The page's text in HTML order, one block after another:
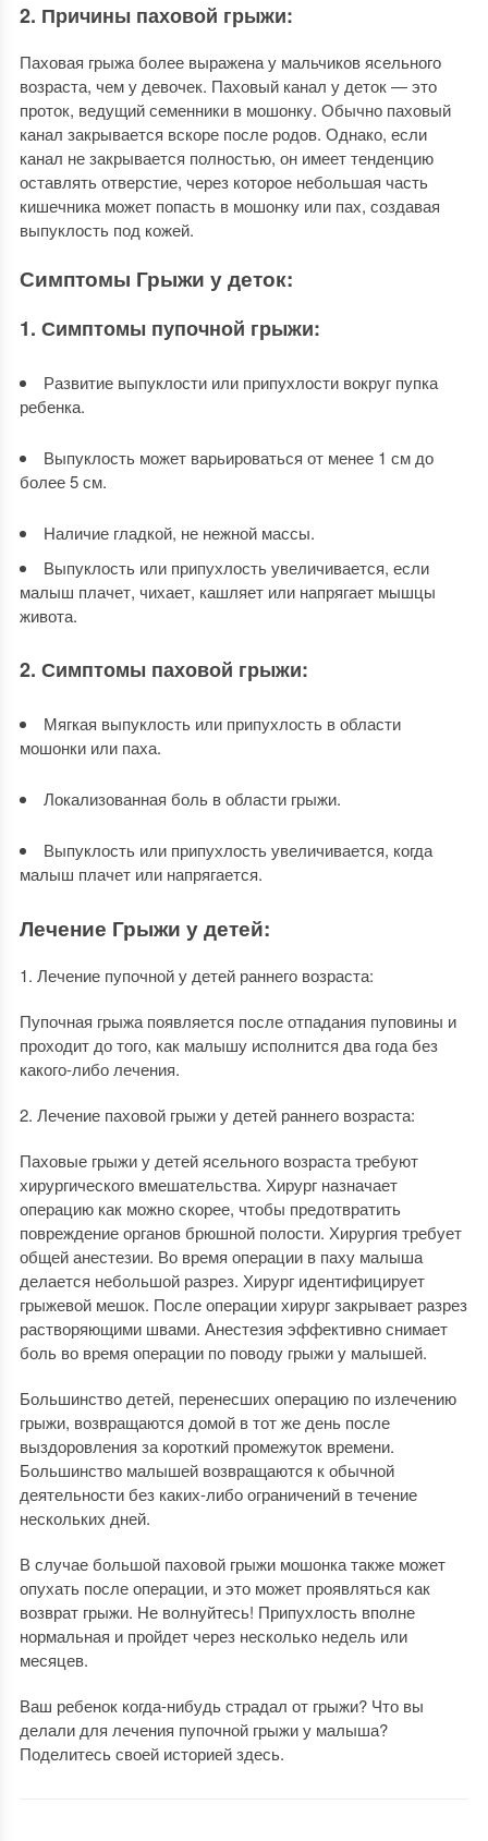
2. Причины паховой грыжи:
Паховая грыжа более выражена у мальчиков ясельного
возраста, чем у девочек. Паховый канал у деток — это
проток, ведущий семенники в мошонку. Обычно паховый
канал закрывается вскоре после родов. Однако, если
канал не закрывается полностью, он имеет тенденцию
оставлять отверстие, через которое небольшая часть
кишечника может попасть в мошонку или пах, создавая
выпуклость под кожей.
Симптомы Грыжи у деток:
1. Симптомы пупочной грыжи:
Развитие выпуклости или припухлости вокруг пупка
ребенка.
Выпуклость может варьироваться от менее 1 см до
более 5 см.
Наличие гладкой, не нежной массы.
Выпуклость или припухлость увеличивается, если
малыш плачет, чихает, кашляет или напрягает мышцы
живота.
2. Симптомы паховой грыжи:
Мягкая выпуклость или припухлость в области
мошонки или паха.
Локализованная боль в области грыжи.
Выпуклость или припухлость увеличивается, когда
малыш плачет или напрягается.
Лечение Грыжи у детей:
1. Лечение пупочной у детей раннего возраста:
Пупочная грыжа появляется после отпадания пуповины и
проходит до того, как малышу исполнится два года без
какого-либо лечения.
2. Лечение паховой грыжи у детей раннего возраста:
Паховые грыжи у детей ясельного возраста требуют
хирургического вмешательства. Хирург назначает
операцию как можно скорее, чтобы предотвратить
повреждение органов брюшной полости. Хирургия требует
общей анестезии. Во время операции в паху малыша
делается небольшой разрез. Хирург идентифицирует
грыжевой мешок. После операции хирург закрывает разрез
растворяющими швами. Анестезия эффективно снимает
боль во время операции по поводу грыжи у малышей.
Большинство детей, перенесших операцию по излечению
грыжи, возвращаются домой в тот же день после
выздоровления за короткий промежуток времени.
Большинство малышей возвращаются к обычной
деятельности без каких-либо ограничений в течение
нескольких дней.
В случае большой паховой грыжи мошонка также может
опухать после операции, и это может проявляться как
возврат грыжи. Не волнуйтесь! Припухлость вполне
нормальная и пройдет через несколько недель или
месяцев.
Ваш ребенок когда-нибудь страдал от грыжи? Что вы
делали для лечения пупочной грыжи у малыша?
Поделитесь своей историей здесь.